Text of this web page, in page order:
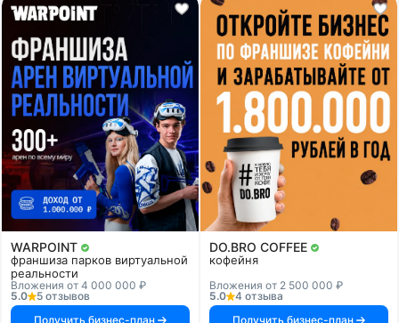
WARPOINT
франшиза парков виртуальной
реальности
Вложения от 4 000 000 ₽
5.0
5 отзывов
Получить бизнес-план
DO.BRO COFFEE
кофейня
Вложения от 2 500 000 ₽
5.0
4 отзыва
Получить бизнес-план